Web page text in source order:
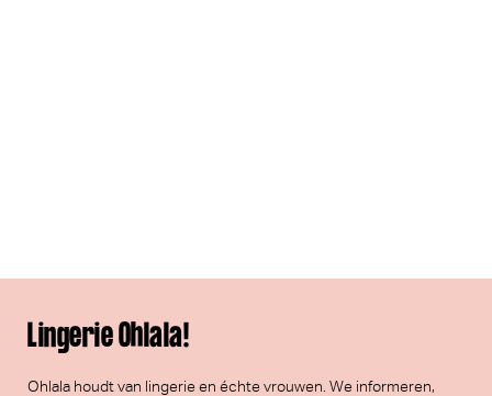
Lingerie Ohlala!
Ohlala houdt van lingerie en échte vrouwen. We informeren,